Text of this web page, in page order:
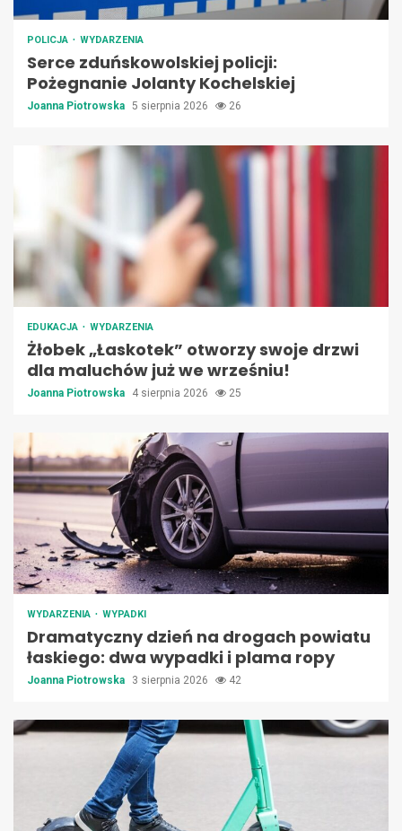
POLICJA WYDARZENIA
Serce zduńskowolskiej policji:
Pożegnanie Jolanty Kochelskiej
Joanna Piotrowska 5 sierpnia 2026 26
EDUKACJA WYDARZENIA
Żłobek „Łaskotek” otworzy swoje drzwi
dla maluchów już we wrześniu!
Joanna Piotrowska 4 sierpnia 2026 25
WYDARZENIA WYPADKI
Dramatyczny dzień na drogach powiatu
łaskiego: dwa wypadki i plama ropy
Joanna Piotrowska 3 sierpnia 2026 42